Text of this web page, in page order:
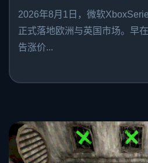
2026年8月1日，微软
正式落地欧洲与英国市场。早
告涨价...